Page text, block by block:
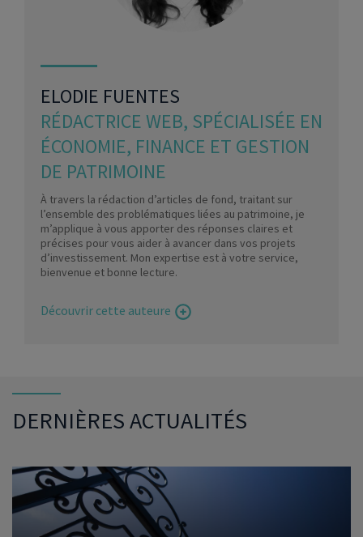
ELODIE FUENTES
RÉDACTRICE WEB, SPÉCIALISÉE EN
ÉCONOMIE, FINANCE ET GESTION
DE PATRIMOINE
À travers la rédaction d’articles de fond, traitant sur
l’ensemble des problématiques liées au patrimoine, je
m’applique à vous apporter des réponses claires et
précises pour vous aider à avancer dans vos projets
d’investissement. Mon expertise est à votre service,
bienvenue et bonne lecture.
Découvrir cette auteure
DERNIÈRES ACTUALITÉS